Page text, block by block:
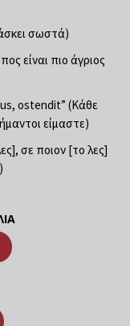
σωστά)
είναι πιο άγριος
ostendit” (Κάθε
είμαστε)
σε ποιον [το λες]